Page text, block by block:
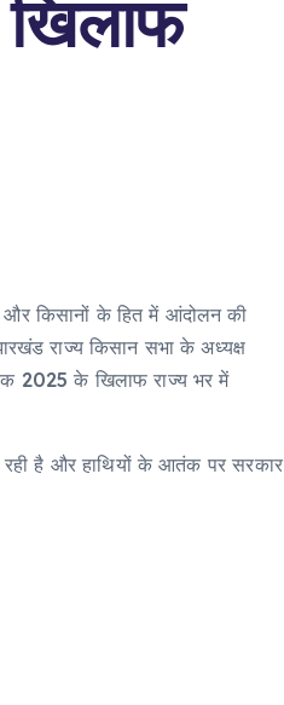
किसानों के हित में आंदोलन की
राज्य किसान सभा के अध्यक्ष
2025 के खिलाफ राज्य भर में
रही है और हाथियों के आतंक पर सरकार